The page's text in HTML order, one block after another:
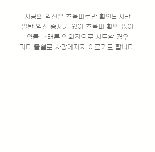
자궁외 임신은 초음파로만 확인되지만
일반 임신 증세가 있어 초음파 확인 없이
약물 낙태를 임의적으로 시도할 경우
​과다 출혈로 사망에까지 이르기도 합니다.